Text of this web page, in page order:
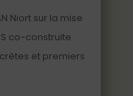
Niort sur la mise
co-construite
et premiers